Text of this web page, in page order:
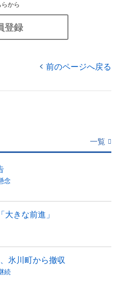
らから
登録
前のページへ戻る
一覧
念
きな前進」
氷川町から撤収
続